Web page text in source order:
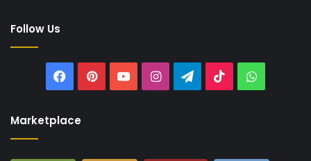
Follow Us
Facebook
PinterestYouTubeInstagramTelegram
TikTok
Marketplace